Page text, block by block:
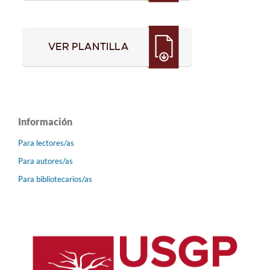
Información
Para lectores/as
Para autores/as
Para bibliotecarios/as